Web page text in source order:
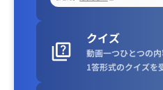
クイズ
動画一つひとつの
1答形式のクイズを